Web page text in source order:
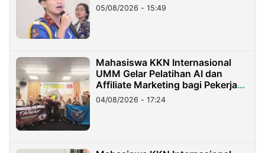
05/08/2026 - 15:49
Mahasiswa KKN Internasional
UMM Gelar Pelatihan AI dan
Affiliate Marketing bagi Pekerja
Migran Indonesia di Taiwan
04/08/2026 - 17:24